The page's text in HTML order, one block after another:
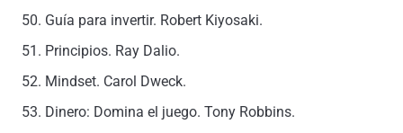
Guía para invertir. Robert Kiyosaki.
Principios. Ray Dalio.
Mindset. Carol Dweck.
Dinero: Domina el juego. Tony Robbins.